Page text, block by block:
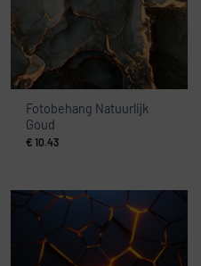
Fotobehang Natuurlijk
Goud
€ 10.43